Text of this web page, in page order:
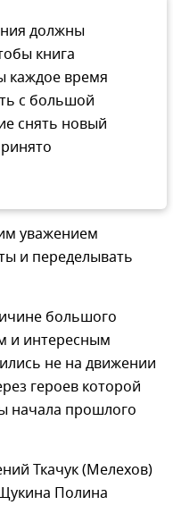
должны
книга
каждое время
с большой
снять новый
уважением
и переделывать
большого
и интересным
не на движении
героев которой
начала прошлого
Ткачук (Мелехов)
Полина